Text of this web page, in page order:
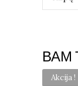
ВАМ
Akcija !